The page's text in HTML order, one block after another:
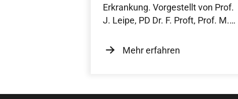
Erkrankung. Vorgestellt von Prof.
J. Leipe, PD Dr. F. Proft, Prof. M.
Mehr erfahren